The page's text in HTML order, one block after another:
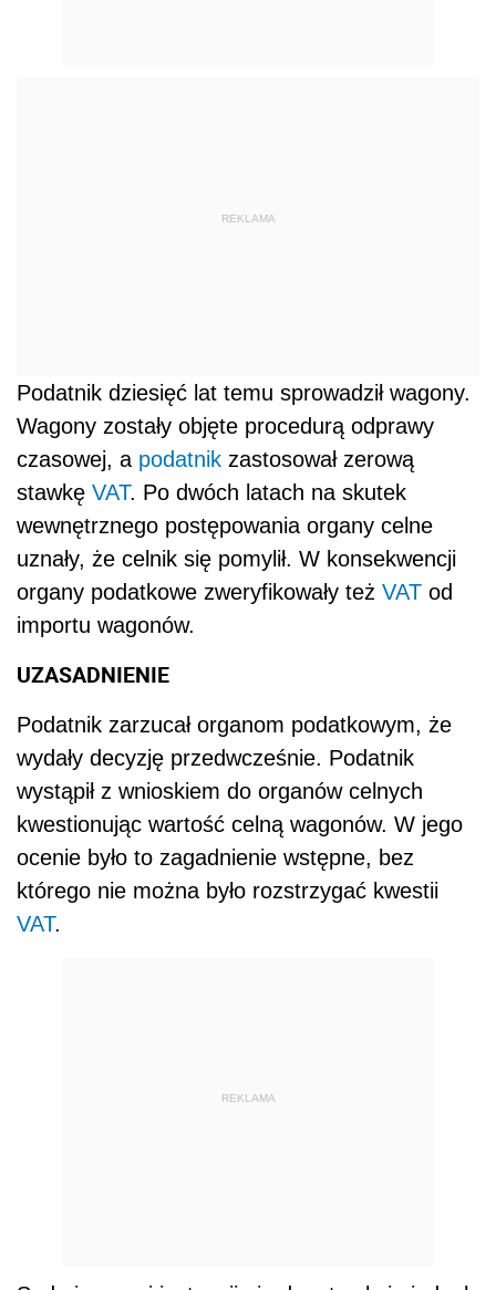
REKLAMA
Podatnik dziesięć lat temu sprowadził wagony.
Wagony zostały objęte procedurą odprawy
czasowej, a podatnik zastosował zerową
stawkę VAT. Po dwóch latach na skutek
wewnętrznego postępowania organy celne
uznały, że celnik się pomylił. W konsekwencji
organy podatkowe zweryfikowały też VAT od
importu wagonów.
UZASADNIENIE
Podatnik zarzucał organom podatkowym, że
wydały decyzję przedwcześnie. Podatnik
wystąpił z wnioskiem do organów celnych
kwestionując wartość celną wagonów. W jego
ocenie było to zagadnienie wstępne, bez
którego nie można było rozstrzygać kwestii
VAT.
REKLAMA